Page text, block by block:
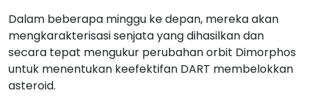
Dalam beberapa minggu ke depan, mereka akan
mengkarakterisasi senjata yang dihasilkan dan
secara tepat mengukur perubahan orbit Dimorphos
untuk menentukan keefektifan DART membelokkan
asteroid.